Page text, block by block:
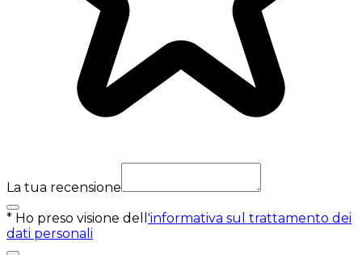
La tua recensione
* Ho preso visione dell 'informativa sul trattamento dei
dati personali